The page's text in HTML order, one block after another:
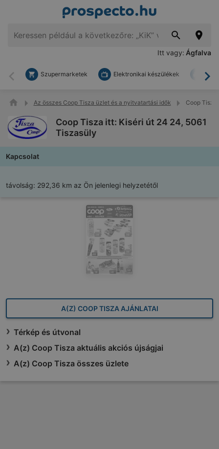
Itt vagy: Ágfalva
Vissza
Szupermarketek Elektronikai készülékek
Az összes Coop Tisza üzlet és a nyitvatartási idők Coop
Coop Tisza itt: Kiséri út 24 24, 5061
Tiszasüly
Kapcsolat
távolság: 292,36 km az Ön jelenlegi helyzetétől
A(Z) COOP TISZA AJÁNLATAI
Térkép és útvonal
A(z) Coop Tisza aktuális akciós újságjai
A(z) Coop Tisza összes üzlete